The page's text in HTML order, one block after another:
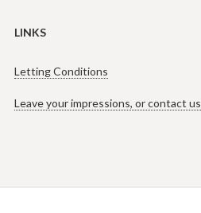
LINKS
Letting Conditions
Leave your impressions, or contact us